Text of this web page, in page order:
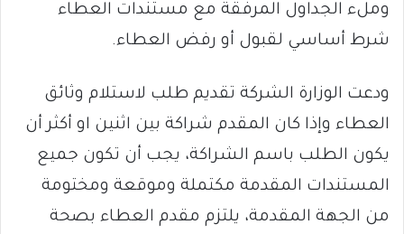
وملء الجداول المرفقة مع مستندات العطاء
شرط أساسي لقبول أو رفض العطاء.
ودعت الوزارة الشركة تقديم طلب لاستلام وثائق
العطاء وإذا كان المقدم شراكة بين اثنين او أكثر أن
يكون الطلب باسم الشراكة، يجب أن تكون جميع
المستندات المقدمة مكتملة وموقعة ومختومة
من الجهة المقدمة، يلتزم مقدم العطاء بصحة